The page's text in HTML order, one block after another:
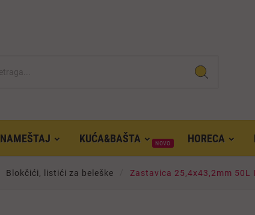
NAMEŠTAJ KUĆA&BAŠTA NOVO HORECA
Blokčići, listići za beleške Zastavica 25,4x43,2mm